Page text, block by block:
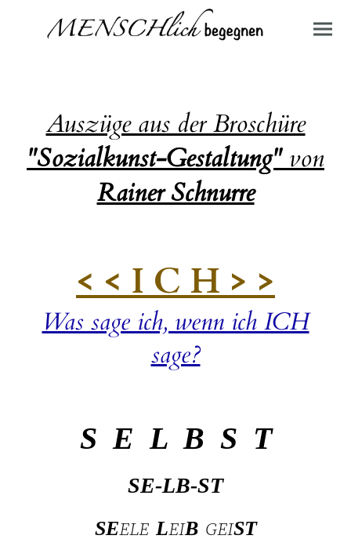
Auszüge aus der Broschüre
"Sozialkunst-Gestaltung"von
Rainer Schnurre
< < I C H > >
Was sage ich, wenn ich ICH
sage?
S E L B S T
SE-LB-ST
SEELE LEIB GEIST